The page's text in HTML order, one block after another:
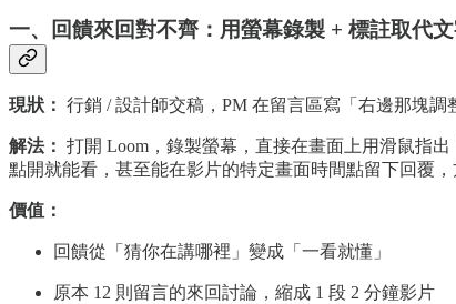
一、回饋來回對不齊：用螢幕錄製 + 標註取代
現狀： 行銷 / 設計師交稿，PM 在留言區寫「右邊那塊
解法： 打開 Loom，錄製螢幕，直接在畫面上用滑鼠指
點開就能看，甚至能在影片的特定畫面時間點留下回覆，
價值：
回饋從「猜你在講哪裡」變成「一看就懂」
原本 12 則留言的來回討論，縮成 1 段 2 分鐘影片